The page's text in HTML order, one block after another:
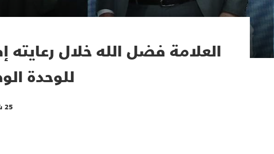
العلامة فضل الله خلال
للوحدة
25 شباط 26 - 14:10